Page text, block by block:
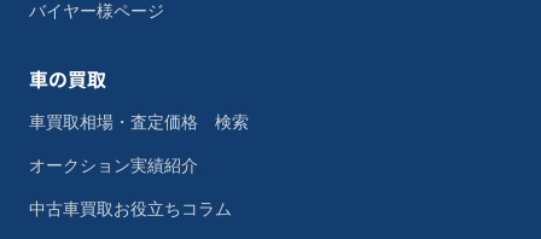
バイヤー様ページ
車の買取
車買取相場・査定価格 検索
オークション実績紹介
中古車買取お役立ちコラム